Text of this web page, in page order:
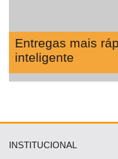
Entregas mais
inteligente
INSTITUCIONAL